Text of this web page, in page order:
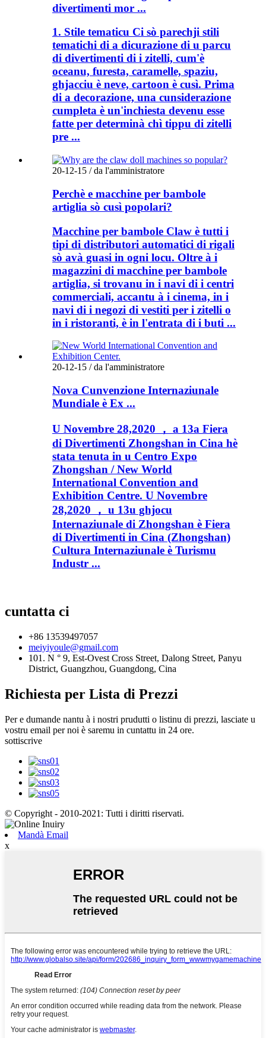
divertimenti mor ...
1. Stile tematicu Ci sò parechji stili
tematichi di a dicurazione di u parcu
di divertimenti di i zitelli, cum'è
oceanu, furesta, caramelle, spaziu,
ghjacciu è neve, cartoon è cusì. Prima
di a decorazione, una cunsiderazione
cumpleta è un'inchiesta devenu esse
fatte per determinà chì tippu di zitelli
pre ...
20-12-15 / da l'amministratore
Perchè e macchine per bambole
artiglia sò cusì popolari?
Macchine per bambole Claw è tutti i
tipi di distributori automatici di rigali
sò avà guasi in ogni locu. Oltre à i
magazzini di macchine per bambole
artiglia, si trovanu in i navi di i centri
commerciali, accantu à i cinema, in i
navi di i negozi di vestiti per i zitelli o
in i ristoranti, è in l'entrata di i buti ...
20-12-15 / da l'amministratore
Nova Cunvenzione Internaziunale
Mundiale è Ex ...
U Novembre 28,2020 ， a 13a Fiera
di Divertimenti Zhongshan in Cina hè
stata tenuta in u Centro Expo
Zhongshan / New World
International Convention and
Exhibition Centre. U Novembre
28,2020 ， u 13u ghjocu
Internaziunale di Zhongshan è Fiera
di Divertimenti in Cina (Zhongshan)
Cultura Internaziunale è Turismu
Industr ...
cuntatta ci
+86 13539497057
meiyiyoule@gmail.com
101. N ° 9, Est-Ovest Cross Street, Dalong Street, Panyu
District, Guangzhou, Guangdong, Cina
Richiesta per Lista di Prezzi
Per e dumande nantu à i nostri prudutti o listinu di prezzi, lasciate u
vostru email per noi è saremu in cuntattu in 24 ore.
sottiscrive
© Copyright - 2010-2021: Tutti i diritti riservati.
Mandà Email
x